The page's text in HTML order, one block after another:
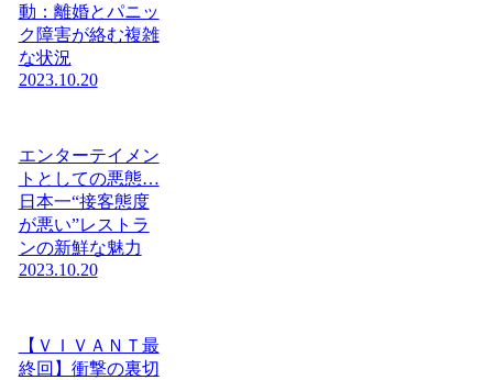
動：離婚とパニッ
ク障害が絡む複雑
な状況
2023.10.20
エンターテイメン
トとしての悪態…
日本一“接客態度
が悪い”レストラ
ンの新鮮な魅力
2023.10.20
【ＶＩＶＡＮＴ最
終回】衝撃の裏切